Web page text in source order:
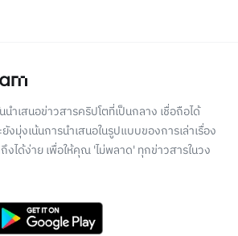
ำเสนอข่าวสารคริปโตที่เป็นกลาง เชื่อถือได้
งมุ่งเน้นการนำเสนอในรูปแบบของการเล่าเรื่อง
งได้ง่าย เพื่อให้คุณ 'ไม่พลาด' ทุกข่าวสารในวง